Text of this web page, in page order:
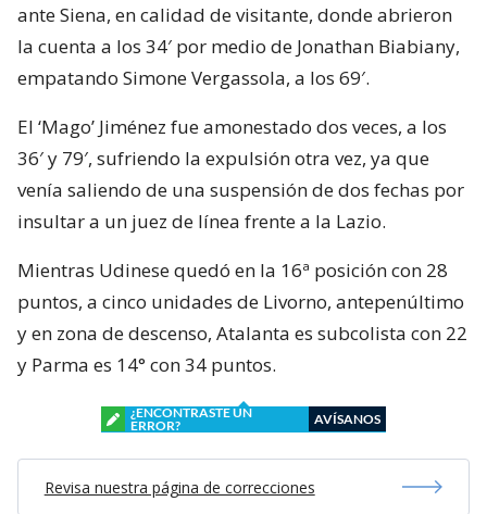
ante Siena, en calidad de visitante, donde abrieron
la cuenta a los 34′ por medio de Jonathan Biabiany,
empatando Simone Vergassola, a los 69′.
El ‘Mago’ Jiménez fue amonestado dos veces, a los
36′ y 79′, sufriendo la expulsión otra vez, ya que
venía saliendo de una suspensión de dos fechas por
insultar a un juez de línea frente a la Lazio.
Mientras Udinese quedó en la 16ª posición con 28
puntos, a cinco unidades de Livorno, antepenúltimo
y en zona de descenso, Atalanta es subcolista con 22
y Parma es 14° con 34 puntos.
¿ENCONTRASTE UN
ERROR?
AVÍSANOS
Revisa nuestra página de correcciones